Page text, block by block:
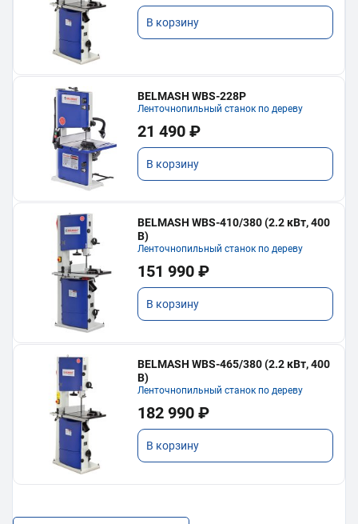
В корзину
BELMASH WBS-228P
Ленточнопильный станок по дереву
21 490 ₽
В корзину
BELMASH WBS-410/380 (2.2 кВт, 400
В)
Ленточнопильный станок по дереву
151 990 ₽
В корзину
BELMASH WBS-465/380 (2.2 кВт, 400
В)
Ленточнопильный станок по дереву
182 990 ₽
В корзину